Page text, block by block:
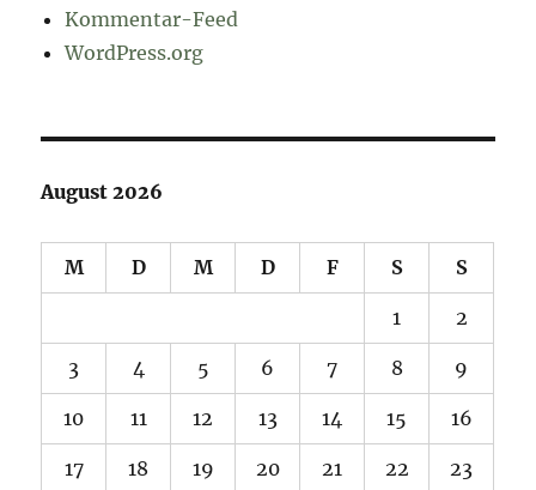
Kommentar-Feed
WordPress.org
August 2026
M D M D F S S
1 2
3 4 5 6 7 8 9
10 11 12 13 14 15 16
17 18 19 20 21 22 23